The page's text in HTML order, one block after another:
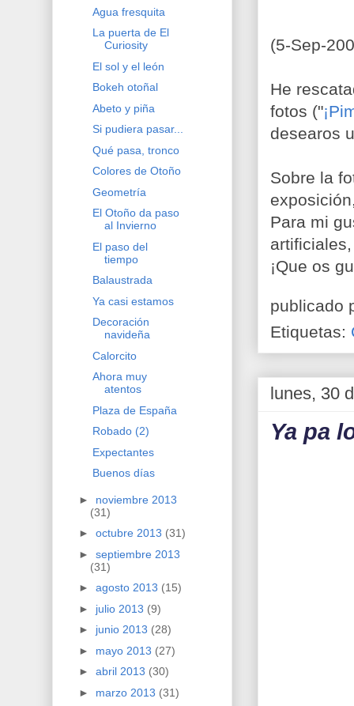
(5-Sep-
He
fotos ("
desearos
Sobre la
Para mi
¡Que os
publicado
Etiquetas:
lunes, 30
Ya pa
Agua fresquita
La puerta de El
Curiosity
El sol y el león
Bokeh otoñal
Abeto y piña
Si pudiera pasar...
Qué pasa, tronco
Colores de Otoño
Geometría
El Otoño da paso
al Invierno
El paso del
tiempo
Balaustrada
Ya casi estamos
Decoración
navideña
Calorcito
Ahora muy
atentos
Plaza de España
Robado (2)
Expectantes
Buenos días
► noviembre 2013
(31)
► octubre 2013 (31)
► septiembre 2013
(31)
► agosto 2013 (15)
► julio 2013 (9)
► junio 2013 (28)
► mayo 2013 (27)
► abril 2013 (30)
► marzo 2013 (31)